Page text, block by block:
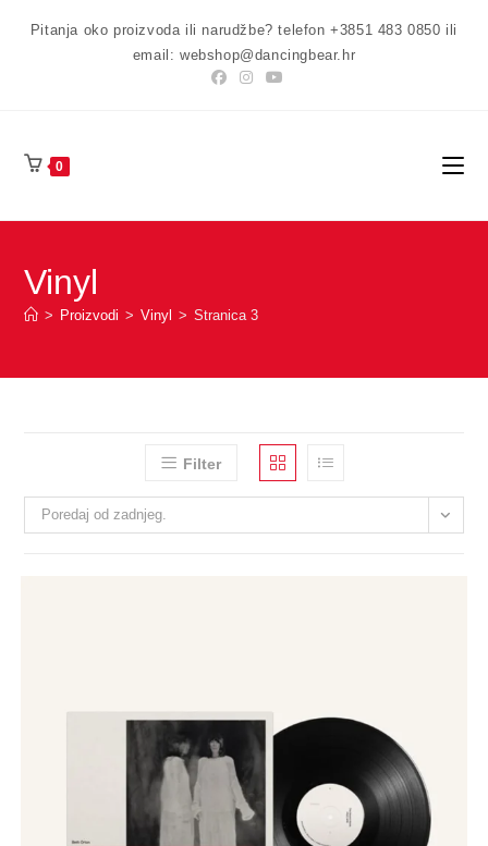
Pitanja oko proizvoda ili narudžbe? telefon +3851 483 0850 ili
email: webshop@dancingbear.hr
0
Vinyl
> Proizvodi > Vinyl > Stranica 3
Filter
Poredaj od zadnjeg.